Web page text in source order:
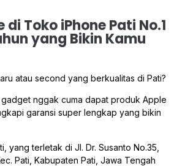
di Toko iPhone Pati No.1
yang Bikin Kamu
atau second yang berkualitas di Pati?
nggak cuma dapat produk Apple
garansi super lengkap yang bikin
yang terletak di Jl. Dr. Susanto No.35,
Pati, Kabupaten Pati, Jawa Tengah